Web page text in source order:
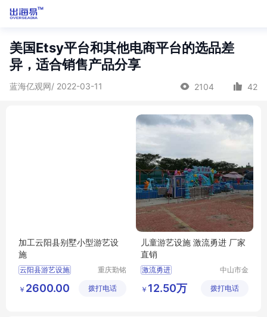
美国Etsy平台和其他电商平台的选品差
异，适合销售产品分享
蓝海亿观网/ 2022-03-11 2104 42
加工云阳县别墅小型游艺设
施
云阳县游艺设施
别墅游艺设施
重庆勤铭
有限公司
￥ 2600.00 拨打电话
儿童游艺设施 激流勇进 厂家
直销
激流勇进
中山市金
备有限公
￥ 12.50万 拨打电话